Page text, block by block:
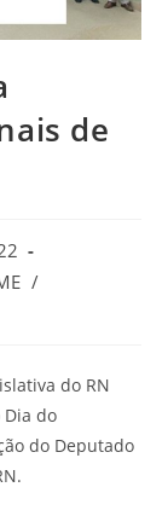
de
/
do RN
Dia do
do Deputado